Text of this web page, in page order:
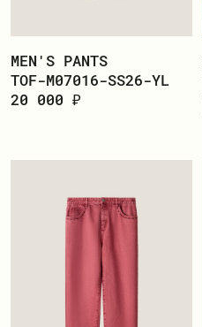
MEN'S PANTS
TOF-M07016-SS26-YL
20 000 ₽